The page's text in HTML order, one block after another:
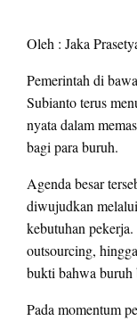
Oleh : Jaka
Pemerintah di
Subianto terus
nyata dalam
bagi para buruh.
Agenda besar
diwujudkan
kebutuhan
outsourcing,
bukti bahwa buruh
Pada momentum